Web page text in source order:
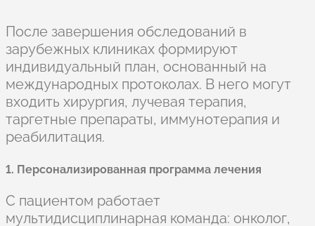
После завершения обследований в
зарубежных клиниках формируют
индивидуальный план, основанный на
международных протоколах. В него могут
входить хирургия, лучевая терапия,
таргетные препараты, иммунотерапия и
реабилитация.
1. Персонализированная программа лечения
С пациентом работает
мультидисциплинарная команда: онколог,